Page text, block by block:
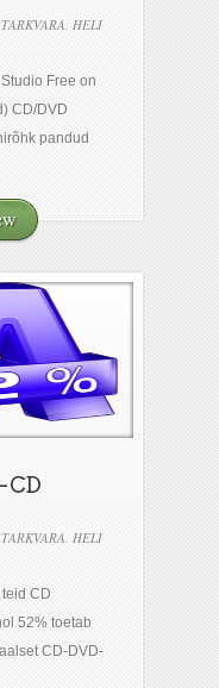
, HELI
Free on
CD/DVD
pandud
CD
, HELI
CD
52% toetab
CD-DVD-